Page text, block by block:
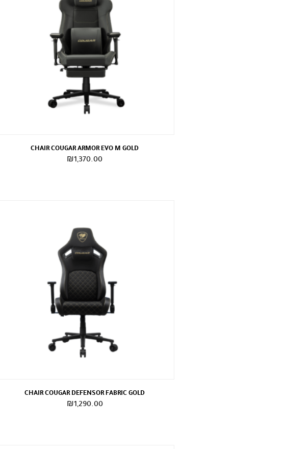
CHAIR COUGAR ARMOR EVO M GOLD
₪1,370.00
CHAIR COUGAR DEFENSOR FABRIC GOLD
₪1,290.00